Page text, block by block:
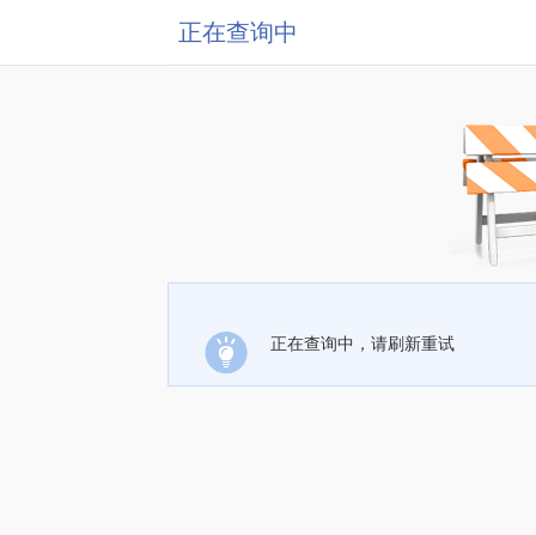
正在查询中
正在查询中，请刷新重试